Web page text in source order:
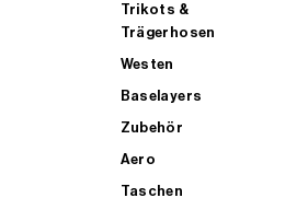
Trikots &
Trägerhosen
Westen
Baselayers
Zubehör
Aero
Taschen